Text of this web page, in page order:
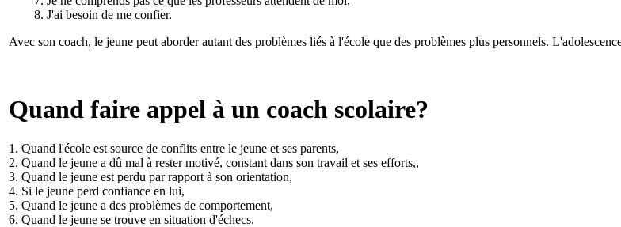
8. J'ai besoin de me confier.
Avec son coach, le jeune peut aborder autant des problèmes liés à l'école que des problèmes plus personnels.
Quand faire appel à un coach scolaire?
1. Quand l'école est source de conflits entre le jeune et ses parents,
2. Quand le jeune a dû mal à rester motivé, constant dans son travail et ses efforts,,
3. Quand le jeune est perdu par rapport à son orientation,
4. Si le jeune perd confiance en lui,
5. Quand le jeune a des problèmes de comportement,
6. Quand le jeune se trouve en situation d'échecs.